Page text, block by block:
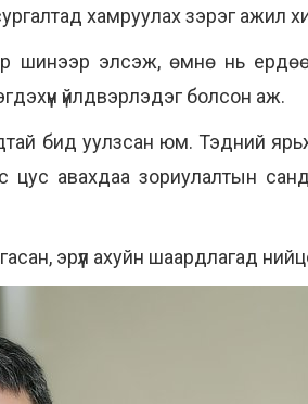
хамруулах зэрэг ажил
шинээр элсэж, өмнө нь
үйлдвэрлэдэг болсон аж.
бид уулзсан юм. Тэдний
авахдаа зориулалтын
эрүүл ахуйн шаардлагад